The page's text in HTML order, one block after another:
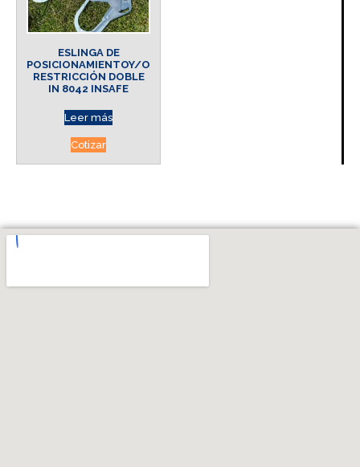
ESLINGA DE
POSICIONAMIENTOY/O
RESTRICCIÓN DOBLE
IN 8042 INSAFE
Leer más
Cotizar